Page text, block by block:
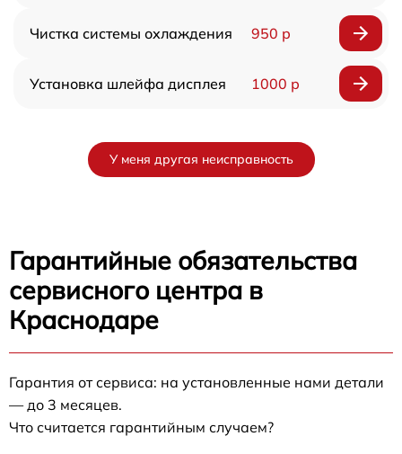
Чистка системы охлаждения 950 р
Установка шлейфа дисплея 1000 р
У меня другая неисправность
Гарантийные обязательства
сервисного центра в
Краснодаре
Гарантия от сервиса: на установленные нами детали
— до 3 месяцев.
Что считается гарантийным случаем?